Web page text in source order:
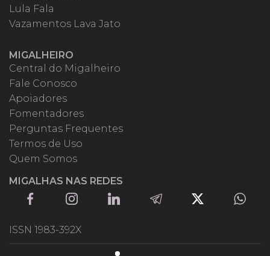
Lula Fala
Vazamentos Lava Jato
MIGALHEIRO
Central do Migalheiro
Fale Conosco
Apoiadores
Fomentadores
Perguntas Frequentes
Termos de Uso
Quem Somos
MIGALHAS NAS REDES
ISSN 1983-392X